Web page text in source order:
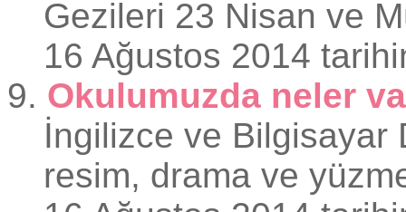
Gezileri 23 Nisan ve
16 Ağustos 2014
9. Okulumuzda neler
İngilizce ve Bilgisayar
resim, drama ve